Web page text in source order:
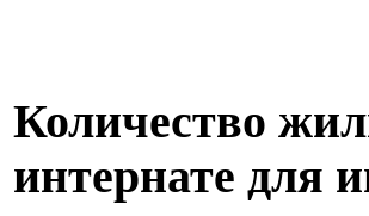
Количество
интернате для